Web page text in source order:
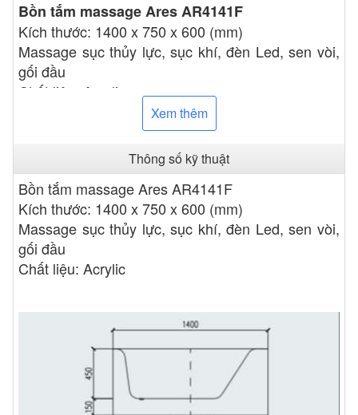
Bồn tắm massage Ares AR4141F
Kích thước: 1400 x 750 x 600 (mm)
Massage sục thủy lực, sục khí, đèn Led, sen vòi,
gối đầu
Chất liệu: Acrylic
Xem thêm
Thông số kỹ thuật
Bồn tắm massage Ares AR4141F
Kích thước: 1400 x 750 x 600 (mm)
Massage sục thủy lực, sục khí, đèn Led, sen vòi,
gối đầu
Chất liệu: Acrylic